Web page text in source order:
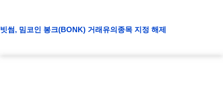
빗썸, 밈코인 봉크(BONK) 거래유의종목 지정 해제